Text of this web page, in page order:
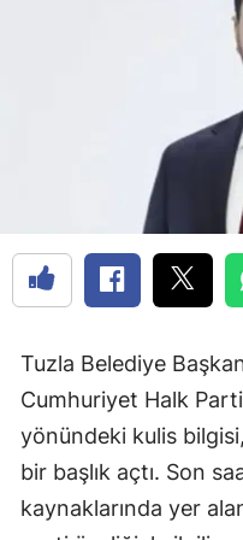
Tuzla Belediye
Cumhuriyet Halk
yönündeki kulis
bir başlık açtı. Son
kaynaklarında yer